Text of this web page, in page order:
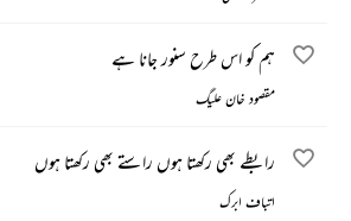
ہم کو اس طرح سنور جانا ہے
مقصود خان علیگ
رابطے بھی رکھتا ہوں راستے بھی رکھتا ہوں
اتباف ابرک